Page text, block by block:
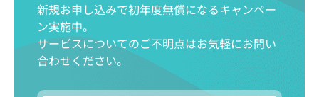
新規お申し込みで初年度無償になるキャンペー
ン実施中。
サービスについてのご不明点はお気軽にお問い
合わせください。